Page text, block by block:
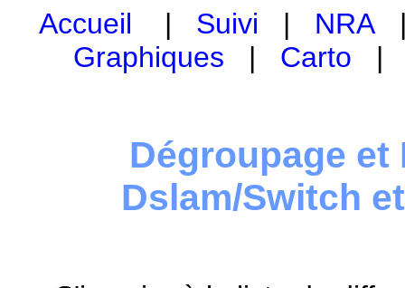
Accueil | Suivi | NRA
Graphiques | Carto
Dégroupage et
Dslam/Switch